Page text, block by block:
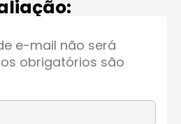
e-mail não será
obrigatórios são